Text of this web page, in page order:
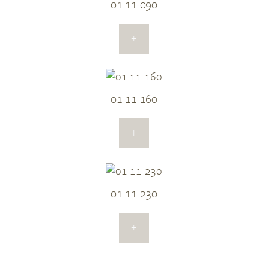
01 11 090
+
01 11 160
+
01 11 230
+